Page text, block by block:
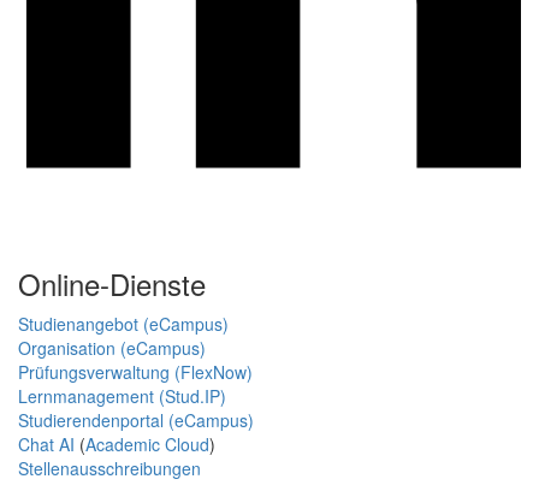
Online-Dienste
Studienangebot (eCampus)
Organisation (eCampus)
Prüfungsverwaltung (FlexNow)
Lernmanagement (Stud.IP)
Studierendenportal (eCampus)
Chat AI (Academic Cloud)
Stellenausschreibungen